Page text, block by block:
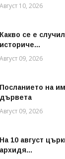
Август 10, 2026
Какво се е
историче...
Август 09, 2026
Посланието на
дървета
Август 09, 2026
На 10 август
архидя...